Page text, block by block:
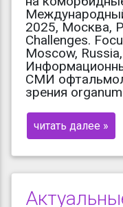
2025, Москва,
Challenges.
Moscow,
СМИ
зрения
читать далее »